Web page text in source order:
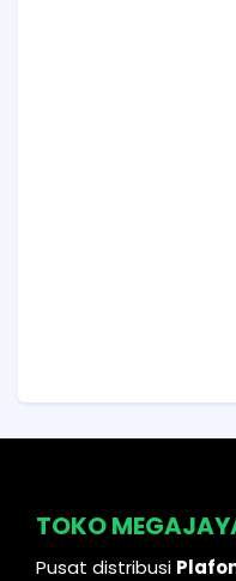
TOKO
Pusat distribusi